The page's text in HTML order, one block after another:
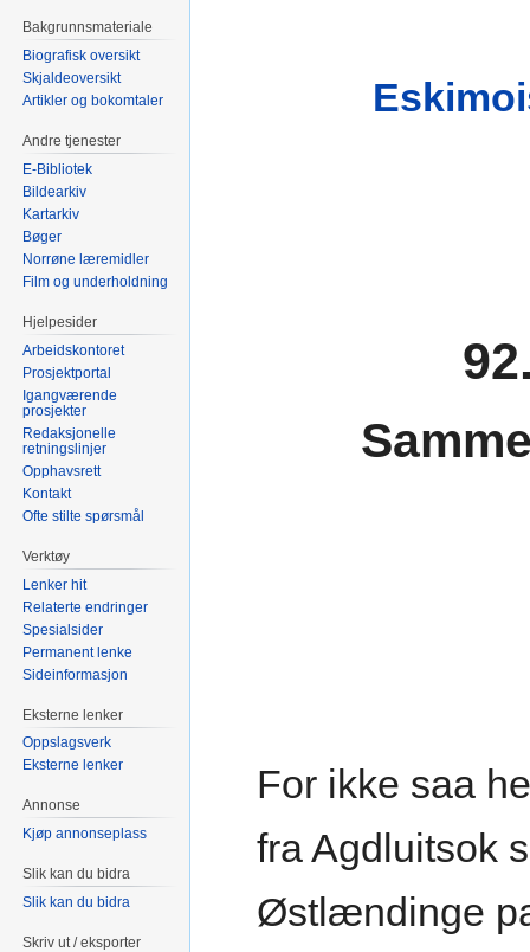
For ikke saa
fra Agdluitsok
Østlændinge
Bakgrunnsmateriale
Biografisk oversikt
Skjaldeoversikt
Artikler og bokomtaler
Andre tjenester
E-Bibliotek
Bildearkiv
Kartarkiv
Bøger
Norrøne læremidler
Film og underholdning
Hjelpesider
Arbeidskontoret
Prosjektportal
Igangværende
prosjekter
Redaksjonelle
retningslinjer
Opphavsrett
Kontakt
Ofte stilte spørsmål
Verktøy
Lenker hit
Relaterte endringer
Spesialsider
Permanent lenke
Sideinformasjon
Eksterne lenker
Oppslagsverk
Eksterne lenker
Annonse
Kjøp annonseplass
Slik kan du bidra
Slik kan du bidra
Skriv ut / eksporter